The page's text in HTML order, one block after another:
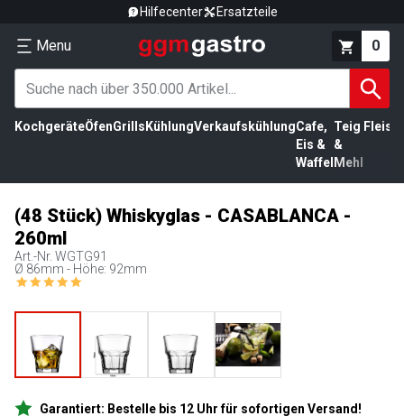
Hilfecenter Ersatzteile
Menu 0
KochgeräteÖfenGrills KühlungVerkaufskühlungCafe,
Eis &
Waffel
Teig
&
Mehl
(48 Stück) Whiskyglas - CASABLANCA -
260ml
Art.-Nr. WGTG91
Ø 86mm - Höhe: 92mm
Garantiert: Bestelle bis 12 Uhr für sofortigen Versand!